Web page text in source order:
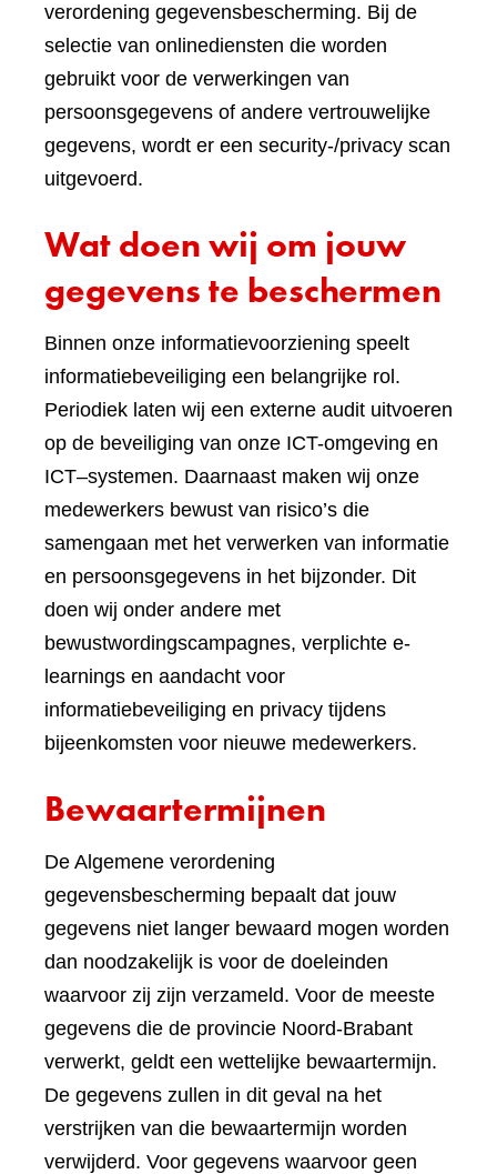
verordening gegevensbescherming. Bij de
selectie van onlinediensten die worden
gebruikt voor de verwerkingen van
persoonsgegevens of andere vertrouwelijke
gegevens, wordt er een security-/privacy scan
uitgevoerd.
Wat doen wij om jouw
gegevens te beschermen
Binnen onze informatievoorziening speelt
informatiebeveiliging een belangrijke rol.
Periodiek laten wij een externe audit uitvoeren
op de beveiliging van onze ICT-omgeving en
ICT–systemen. Daarnaast maken wij onze
medewerkers bewust van risico’s die
samengaan met het verwerken van informatie
en persoonsgegevens in het bijzonder. Dit
doen wij onder andere met
bewustwordingscampagnes, verplichte e-
learnings en aandacht voor
informatiebeveiliging en privacy tijdens
bijeenkomsten voor nieuwe medewerkers.
Bewaartermijnen
De Algemene verordening
gegevensbescherming bepaalt dat jouw
gegevens niet langer bewaard mogen worden
dan noodzakelijk is voor de doeleinden
waarvoor zij zijn verzameld. Voor de meeste
gegevens die de provincie Noord-Brabant
verwerkt, geldt een wettelijke bewaartermijn.
De gegevens zullen in dit geval na het
verstrijken van die bewaartermijn worden
verwijderd. Voor gegevens waarvoor geen